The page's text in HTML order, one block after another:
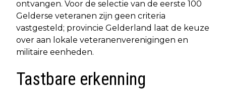
ontvangen. Voor de selectie van de eerste 100
Gelderse veteranen zijn geen criteria
vastgesteld; provincie Gelderland laat de keuze
over aan lokale veteranenverenigingen en
militaire eenheden.
Tastbare erkenning